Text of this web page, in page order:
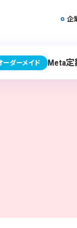
企
ーダーメイド Meta定